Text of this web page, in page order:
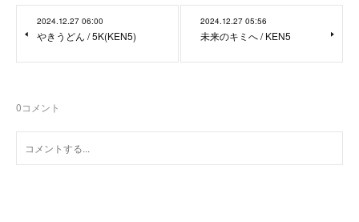
2024.12.27 06:00
やきうどん / 5K(KEN5)
2024.12.27 05:56
未来のキミへ / KEN5
0コメント